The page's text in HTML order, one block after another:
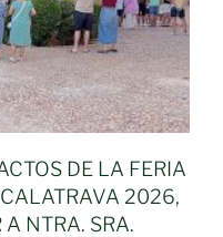
DE LA FERIA
2026,
NTRA. SRA.